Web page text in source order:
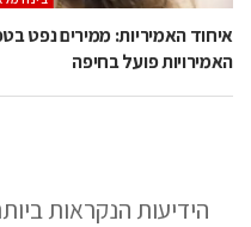
איחוד האמיריות: ממירים נפט
האמירויות פועל בחיפה
הידיעות הנקראות